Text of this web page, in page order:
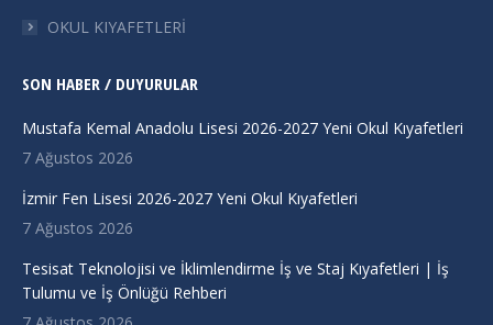
OKUL KIYAFETLERİ
SON HABER / DUYURULAR
Mustafa Kemal Anadolu Lisesi 2026-2027 Yeni Okul Kıyafetleri
7 Ağustos 2026
İzmir Fen Lisesi 2026-2027 Yeni Okul Kıyafetleri
7 Ağustos 2026
Tesisat Teknolojisi ve İklimlendirme İş ve Staj Kıyafetleri | İş
Tulumu ve İş Önlüğü Rehberi